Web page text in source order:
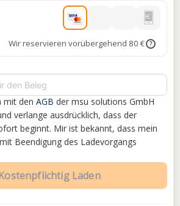
Wir reservieren vorübergehend 80 € ?
mit den AGB der msu solutions GmbH
verlange ausdrücklich, dass der
beginnt. Mir ist bekannt, dass mein
Beendigung des Ladevorgangs
Laden